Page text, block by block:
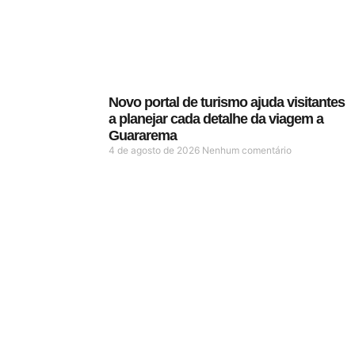
Novo portal de turismo ajuda visitantes
a planejar cada detalhe da viagem a
Guararema
4 de agosto de 2026 Nenhum comentário